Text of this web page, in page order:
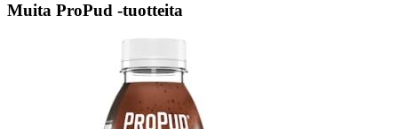
Muita ProPud -tuotteita